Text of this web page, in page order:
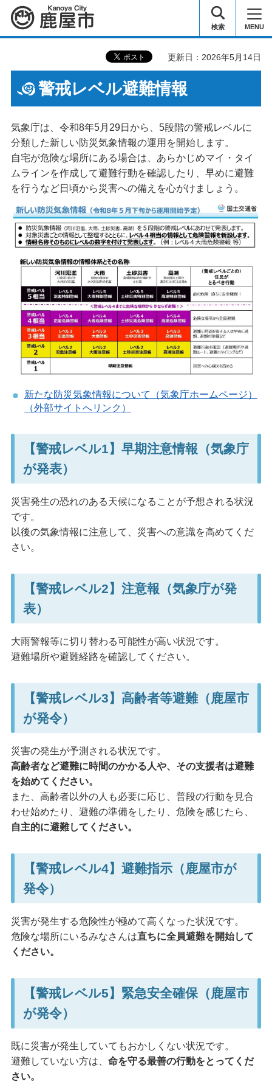
鹿屋市 検索 MENU
更新日：2026年5月14日
警戒レベル避難情報
気象庁は、令和8年5月29日から、5段階の警戒レベルに
分類した新しい防災気象情報の運用を開始します。
自宅が危険な場所にある場合は、あらかじめマイ・タイ
ムラインを作成して避難行動を確認したり、早めに避難
を行うなど日頃から災害への備えを心がけましょう。
新たな防災気象情報について（気象庁ホームページ）
（外部サイトへリンク）
【警戒レベル1】早期注意情報（気象庁
が発表）
災害発生の恐れのある天候になることが予想される状況
です。
以後の気象情報に注意して、災害への意識を高めてくだ
さい。
【警戒レベル2】注意報（気象庁が発
表）
大雨警報等に切り替わる可能性が高い状況です。
避難場所や避難経路を確認してください。
【警戒レベル3】高齢者等避難（鹿屋市
が発令）
災害の発生が予測される状況です。
高齢者など避難に時間のかかる人や、その支援者は避難
を始めてください。
また、高齢者以外の人も必要に応じ、普段の行動を見合
わせ始めたり、避難の準備をしたり、危険を感じたら、
自主的に避難してください。
【警戒レベル4】避難指示（鹿屋市が
発令）
災害が発生する危険性が極めて高くなった状況です。
危険な場所にいるみなさんは直ちに全員避難を開始して
ください。
【警戒レベル5】緊急安全確保（鹿屋市
が発令）
既に災害が発生していてもおかしくない状況です。
避難していない方は、 命を守る最善の行動をとってくだ
さい。